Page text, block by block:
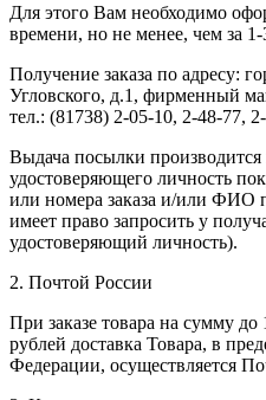
Для этого Вам необходимо
времени, но не менее, чем за
Получение заказа по адресу:
Угловского, д.1, фирменный
тел.: (81738) 2-05-10, 2-48-77,
Выдача посылки
удостоверяющего личность
или номера заказа и/или ФИО
имеет право запросить у
удостоверяющий личность).
2. Почтой России
При заказе товара на сумму до
рублей доставка Товара, в
Федерации, осуществляется